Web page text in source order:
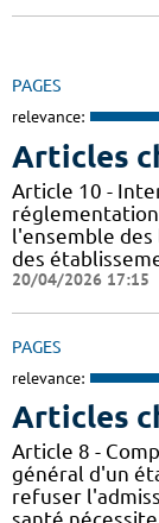
PAGES
relevance:
Articles
Article 10 -
l'ensemble
des
20/04/2026 17:15
PAGES
relevance:
Articles
Article 8 -
général d'un
refuser